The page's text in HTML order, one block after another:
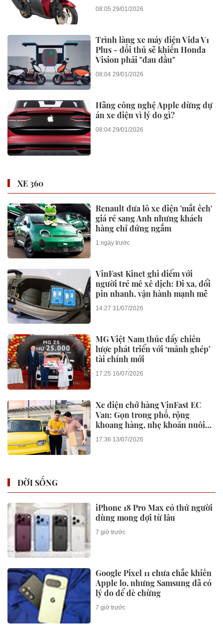
08:05 29/01/2026
Trình làng xe máy điện Vida V1
Plus - đối thủ sẽ khiến Honda
Vision phải "đau đầu"
08:04 29/01/2026
Hãng công nghệ Apple dừng dự
án xe điện vì lý do gì?
08:04 29/01/2026
XE 360
Renault đưa lô xe điện 'mắt ếch'
giá rẻ sang Anh nhưng khách
hàng chỉ đứng ngắm
1 ngày trước
VinFast Kinet ghi điểm với
người trẻ mê xê dịch: Đi xa, đổi
pin nhanh, vận hành mạnh mẽ
14:27 31/07/2026
MG Việt Nam thúc đẩy chiến
lược phát triển với ‘mảnh ghép’
tài chính mới
17:25 16/07/2026
Xe điện chở hàng VinFast EC
Van: Gọn trong phố, rộng
khoang hàng, nhẹ khoản nuôi
xe
17:36 13/07/2026
ĐỜI SỐNG
iPhone 18 Pro Max có thứ người
dùng mong đợi từ lâu
7 giờ trước
Google Pixel 11 chưa chắc khiến
Apple lo, nhưng Samsung đã có
lý do để dè chừng
7 giờ trước